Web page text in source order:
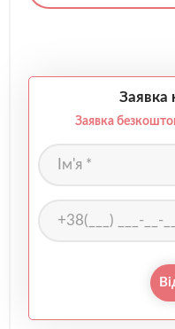
Заявка
Заявка